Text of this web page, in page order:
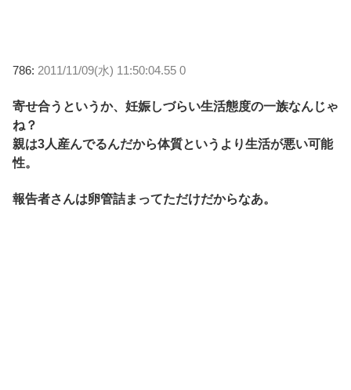
786: 2011/11/09(水) 11:50:04.55 0
寄せ合うというか、妊娠しづらい生活態度の一族なんじゃ
ね？
親は3人産んでるんだから体質というより生活が悪い可能
性。
報告者さんは卵管詰まってただけだからなあ。